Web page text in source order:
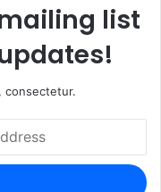
list
consectetur.